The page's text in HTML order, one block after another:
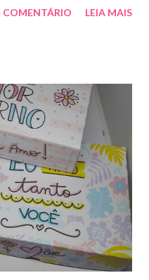
COMENTÁRIO LEIA MAIS